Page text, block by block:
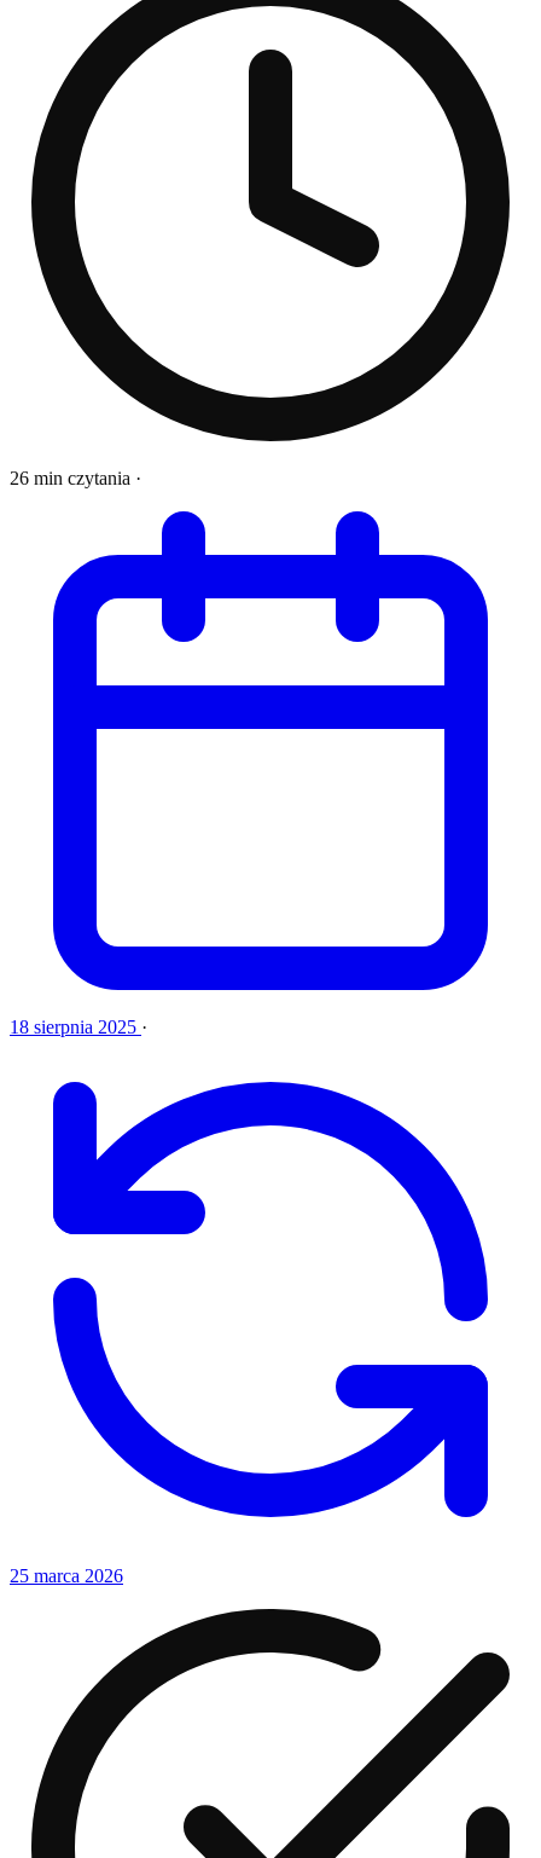
26 min czytania ·
18 sierpnia 2025 ·
25 marca 2026